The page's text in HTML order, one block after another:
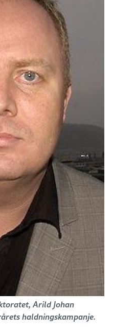
Arild Johan
haldningskampanje.